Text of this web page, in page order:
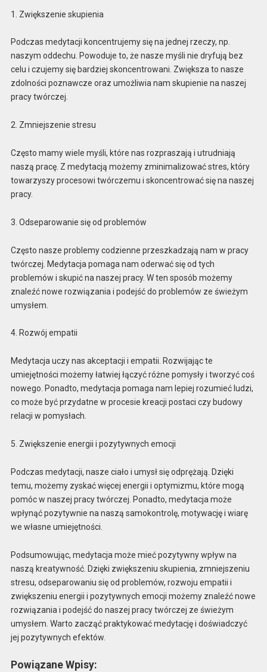
1. Zwiększenie skupienia
Podczas medytacji koncentrujemy się na jednej rzeczy, np.
naszym oddechu. Powoduje to, że nasze myśli nie dryfują bez
celu i czujemy się bardziej skoncentrowani. Zwiększa to nasze
zdolności poznawcze oraz umożliwia nam skupienie na naszej
pracy twórczej.
2. Zmniejszenie stresu
Często mamy wiele myśli, które nas rozpraszają i utrudniają
naszą pracę. Z medytacją możemy zminimalizować stres, który
towarzyszy procesowi twórczemu i skoncentrować się na naszej
pracy.
3. Odseparowanie się od problemów
Często nasze problemy codzienne przeszkadzają nam w pracy
twórczej. Medytacja pomaga nam oderwać się od tych
problemów i skupić na naszej pracy. W ten sposób możemy
znaleźć nowe rozwiązania i podejść do problemów ze świeżym
umysłem.
4. Rozwój empatii
Medytacja uczy nas akceptacji i empatii. Rozwijając te
umiejętności możemy łatwiej łączyć różne pomysły i tworzyć coś
nowego. Ponadto, medytacja pomaga nam lepiej rozumieć ludzi,
co może być przydatne w procesie kreacji postaci czy budowy
relacji w pomysłach.
5. Zwiększenie energii i pozytywnych emocji
Podczas medytacji, nasze ciało i umysł się odprężają. Dzięki
temu, możemy zyskać więcej energii i optymizmu, które mogą
pomóc w naszej pracy twórczej. Ponadto, medytacja może
wpłynąć pozytywnie na naszą samokontrolę, motywację i wiarę
we własne umiejętności.
Podsumowując, medytacja może mieć pozytywny wpływ na
naszą kreatywność. Dzięki zwiększeniu skupienia, zmniejszeniu
stresu, odseparowaniu się od problemów, rozwoju empatii i
zwiększeniu energii i pozytywnych emocji możemy znaleźć nowe
rozwiązania i podejść do naszej pracy twórczej ze świeżym
umysłem. Warto zacząć praktykować medytację i doświadczyć
jej pozytywnych efektów.
Powiązane Wpisy: